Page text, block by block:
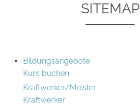
SITEMAP
Bildungsangebote
Kurs buchen
Kraftwerker/Meister
Kraftwerker